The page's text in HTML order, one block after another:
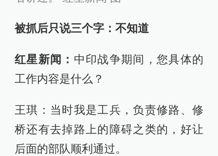
被抓后只说三个字：不知道
红星新闻： 中印战争期间，您具体的
工作内容是什么？
王琪：当时我是工兵，负责修路、修
桥还有去掉路上的障碍之类的，好让
后面的部队顺利通过。